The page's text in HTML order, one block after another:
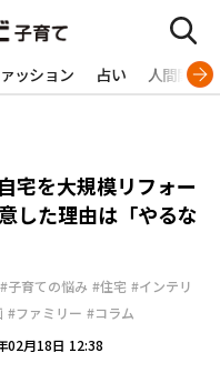
ッション 占い 人間関係
宅を大規模リフォー
した理由は「やるな
#子育ての悩み #住宅 #インテリ
#ファミリー #コラム
02月18日 12:38